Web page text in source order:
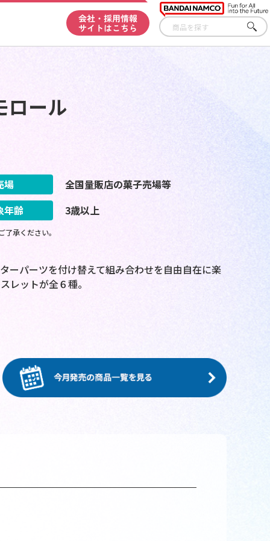
会社・採用情報
サイトはこちら
さが
す
ロール
場
全国量販店の菓子売場等
年齢
3歳以上
承ください。
ーパーツを付け替えて組み合わせを自由自在に楽
レットが全６種。